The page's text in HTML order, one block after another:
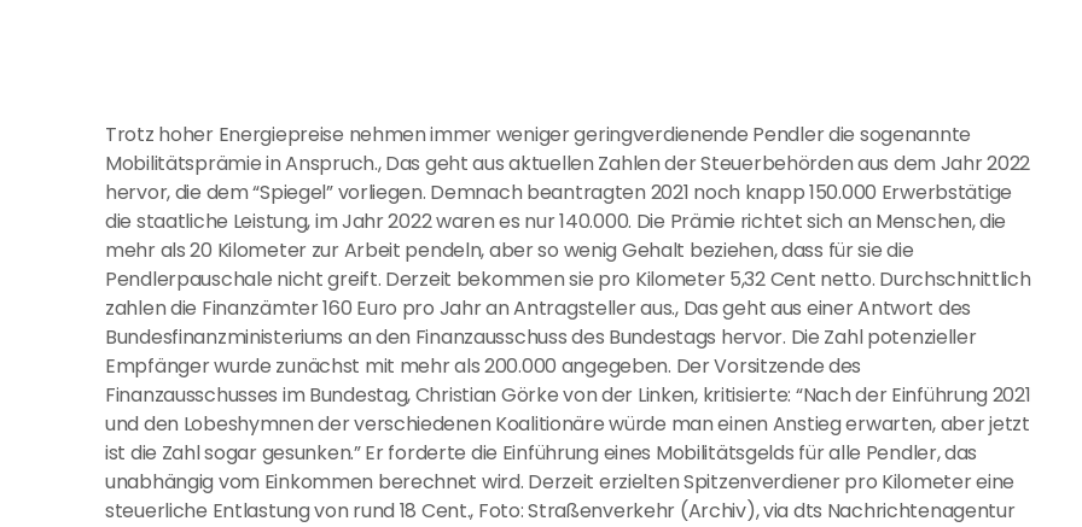
Trotz hoher Energiepreise nehmen immer weniger geringverdienende Pendler die sogenannte
Mobilitätsprämie in Anspruch., Das geht aus aktuellen Zahlen der Steuerbehörden aus dem Jahr 2022
hervor, die dem “Spiegel” vorliegen. Demnach beantragten 2021 noch knapp 150.000 Erwerbstätige
die staatliche Leistung, im Jahr 2022 waren es nur 140.000. Die Prämie richtet sich an Menschen, die
mehr als 20 Kilometer zur Arbeit pendeln, aber so wenig Gehalt beziehen, dass für sie die
Pendlerpauschale nicht greift. Derzeit bekommen sie pro Kilometer 5,32 Cent netto. Durchschnittlich
zahlen die Finanzämter 160 Euro pro Jahr an Antragsteller aus., Das geht aus einer Antwort des
Bundesfinanzministeriums an den Finanzausschuss des Bundestags hervor. Die Zahl potenzieller
Empfänger wurde zunächst mit mehr als 200.000 angegeben. Der Vorsitzende des
Finanzausschusses im Bundestag, Christian Görke von der Linken, kritisierte: “Nach der Einführung 2021
und den Lobeshymnen der verschiedenen Koalitionäre würde man einen Anstieg erwarten, aber jetzt
ist die Zahl sogar gesunken.” Er forderte die Einführung eines Mobilitätsgelds für alle Pendler, das
unabhängig vom Einkommen berechnet wird. Derzeit erzielten Spitzenverdiener pro Kilometer eine
steuerliche Entlastung von rund 18 Cent., Foto: Straßenverkehr (Archiv), via dts Nachrichtenagentur